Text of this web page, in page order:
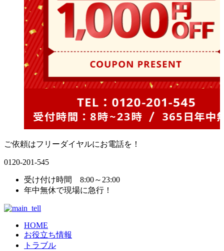
ご依頼はフリーダイヤルにお電話を！
0120-201-545
受け付け時間 8:00～23:00
年中無休で現場に急行！
HOME
お役立ち情報
トラブル